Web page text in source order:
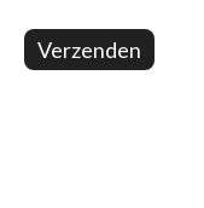
Verzenden